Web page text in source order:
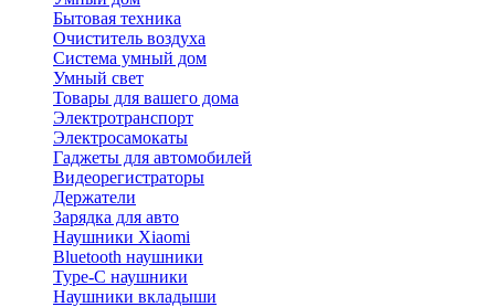
Бытовая техника
Очиститель воздуха
Система умный дом
Умный свет
Товары для вашего дома
Электротранспорт
Электросамокаты
Гаджеты для автомобилей
Видеорегистраторы
Держатели
Зарядка для авто
Наушники Xiaomi
Bluetooth наушники
Type-C наушники
Наушники вкладыши